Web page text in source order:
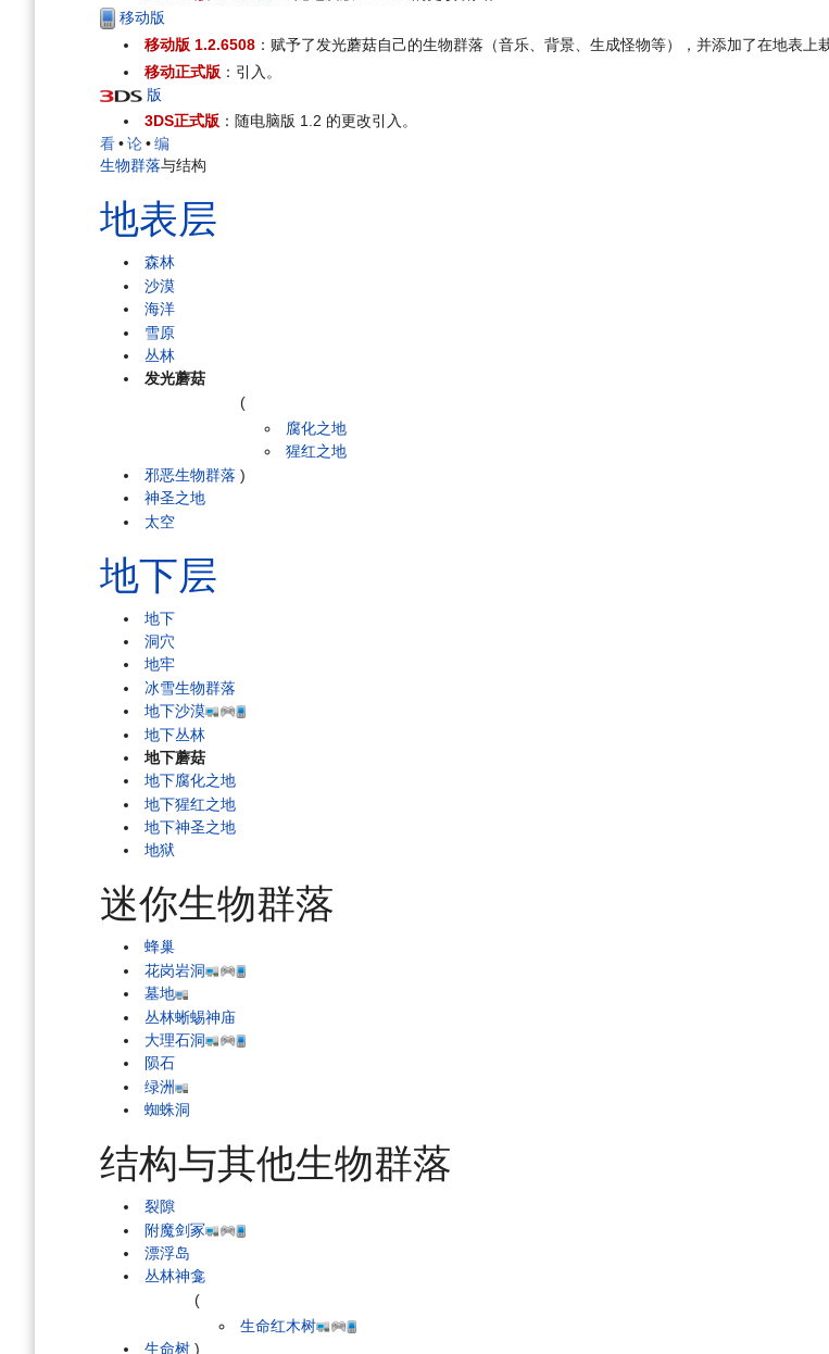
移动版
移动版 1.2.6508 ：赋予了发光蘑菇自己的生物群落（音乐、背景、生成怪物等），并添加了在地表上
移动正式版 ：引入。
版
3DS正式版 ：随电脑版 1.2 的更改引入。
看•论•编
生物群落与结构
地表层
森林
沙漠
海洋
雪原
丛林
发光蘑菇
邪恶生物群落
(
腐化之地
猩红之地
)
神圣之地
太空
地下层
地下
洞穴
地牢
冰雪生物群落
地下沙漠
地下丛林
地下蘑菇
地下腐化之地
地下猩红之地
地下神圣之地
地狱
迷你生物群落
蜂巢
花岗岩洞
墓地
丛林蜥蜴神庙
大理石洞
陨石
绿洲
蜘蛛洞
结构与其他生物群落
裂隙
附魔剑冢
漂浮岛
丛林神龛
生命树
(
生命红木树
)